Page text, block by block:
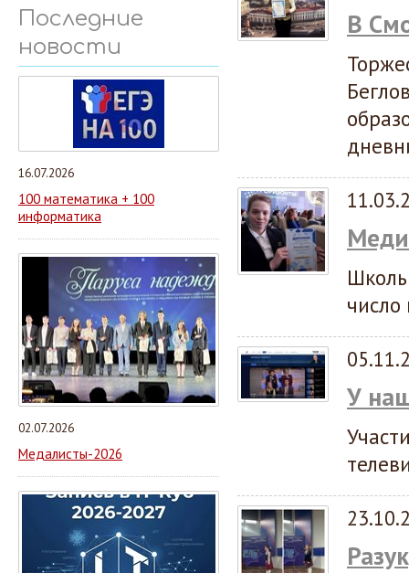
Последние
новости
16.07.2026
100 математика + 100
информатика
02.07.2026
Медалисты-2026
В
число
У